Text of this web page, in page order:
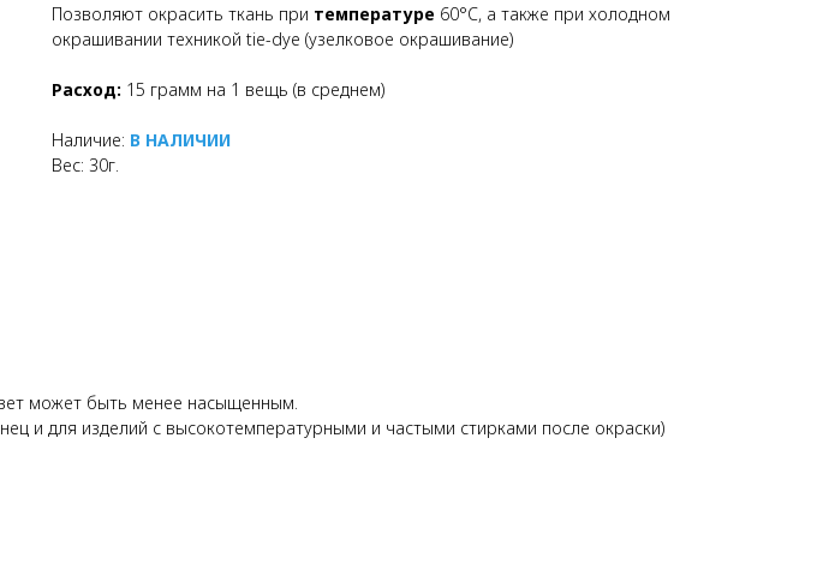
Позволяют окрасить ткань при температуре 60°C, а также при холодном
окрашивании техникой tie-dye (узелковое окрашивание)
Расход: 15 грамм на 1 вещь (в среднем)
Наличие: В НАЛИЧИИ
Вес: 30г.
может быть менее насыщенным.
и для изделий с высокотемпературными и частыми стирками после окраски)